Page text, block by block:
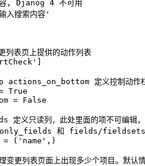
, Djanog 4 不可用
搜索内容'
表页上提供的动作列表
定义控制动作栏
True
= False
义只读列，此处里面的项不可编辑，
和 fields/fieldsets
('name',)
变更列表页面上出现多少个项目。默认